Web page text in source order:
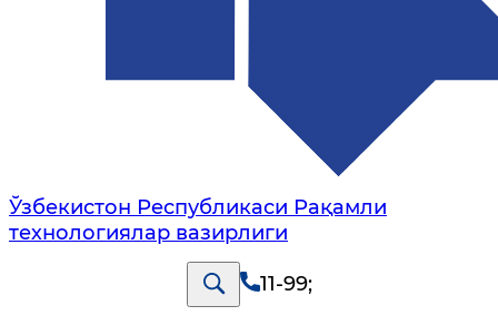
Ўзбекистон Республикаси Рақамли
технологиялар вазирлиги
11-99;